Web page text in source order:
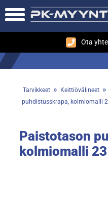
Ota
Tarvikkeet » Keittiövälineet »
puhdistusskrapa, kolmiomalli
Paistotason
kolmiomalli